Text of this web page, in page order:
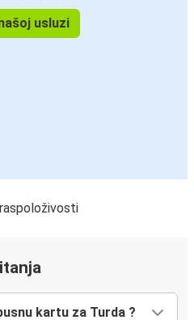
usluzi
kartu za Turda ?